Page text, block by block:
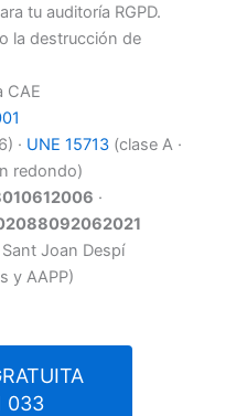
tu auditoría RGPD.
la destrucción de
CAE
· UNE 15713(clase A ·
redondo)
·
Joan Despí
y AAPP)
033